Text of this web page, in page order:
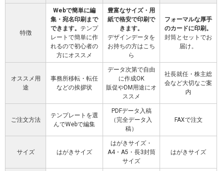
特徴
Webで簡単に編
集・宛名印刷まで
できます。 テンプ
レートで簡単に作
れるので初心者の
方にオススメ
豊富なサイズ・用
紙で格安で印刷で
きます。
デザインデータを
お持ちの方はこち
ら
フォーマルな厚手
のカードに印刷。
封筒とセットでお
届け。
オススメ用
途
事務所移転・転任
などの挨拶状
データ次第で自由
に作成OK
販促やDM用途にオ
ススメ
社長就任・株主総
会など大切なご案
内
ご注文方法
テンプレートを選
んでWebで編集
PDFデータ入稿
（完全データ入
稿）
FAXで注文
サイズ はがきサイズ
はがきサイズ・
A4・A5・長3封筒
サイズ
はがきサイズ